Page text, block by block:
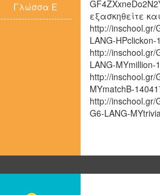
Γλώσσα Ε
εξασκηθείτε
http://inschool.gr/
LANG-
http://inschool.gr/
LANG-
http://inschool.gr/
MYmatchB-
http://inschool.gr/
G6-LANG-